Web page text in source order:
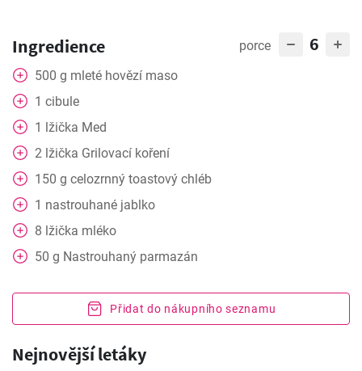
Ingredience porce 6
500 g mleté hovězí maso
1 cibule
1 lžička Med
2 lžička Grilovací koření
150 g celozrnný toastový chléb
1 nastrouhané jablko
8 lžička mléko
50 g Nastrouhaný parmazán
Přidat do nákupního seznamu
Nejnovější letáky